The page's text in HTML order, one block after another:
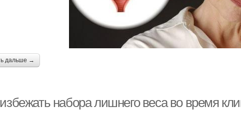
дальше →
набора лишнего веса во время